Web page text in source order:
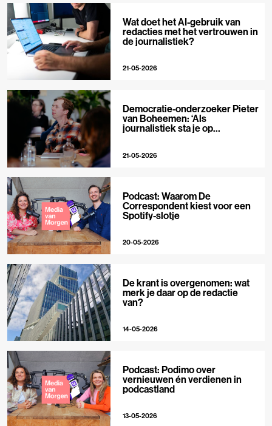
Wat doet het AI-gebruik van
redacties met het vertrouwen in
de journalistiek?
21-05-2026
Democratie-onderzoeker Pieter
van Boheemen: ‘Als
journalistiek sta je op
21-05-2026
Podcast: Waarom De
Correspondent kiest voor een
Spotify-slotje
20-05-2026
De krant is overgenomen: wat
merk je daar op de redactie
van?
14-05-2026
Podcast: Podimo over
vernieuwen én verdienen in
podcastland
13-05-2026